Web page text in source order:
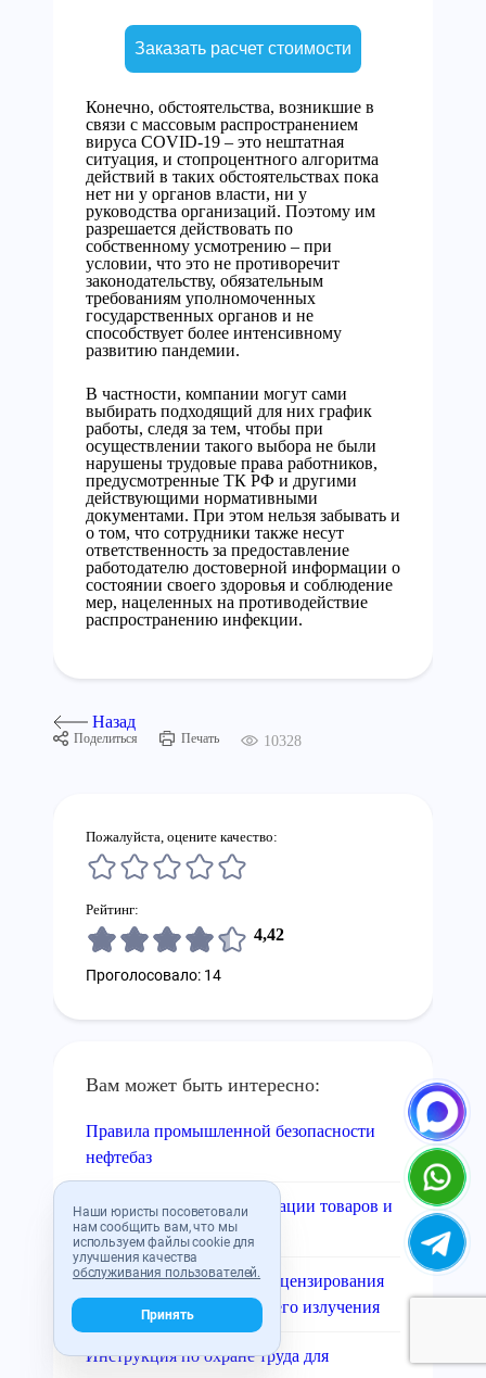
Наши юристы посоветовали
нам сообщить вам, что мы
используем файлы cookie для
улучшения качества
обслуживания пользователей.
Принять
Заказать расчет стоимости
Конечно, обстоятельства, возникшие в
связи с массовым распространением
вируса COVID-19 – это нештатная
ситуация, и стопроцентного алгоритма
действий в таких обстоятельствах пока
нет ни у органов власти, ни у
руководства организаций. Поэтому им
разрешается действовать по
собственному усмотрению – при
условии, что это не противоречит
законодательству, обязательным
требованиям уполномоченных
государственных органов и не
способствует более интенсивному
развитию пандемии.
В частности, компании могут сами
выбирать подходящий для них график
работы, следя за тем, чтобы при
осуществлении такого выбора не были
нарушены трудовые права работников,
предусмотренные ТК РФ и другими
действующими нормативными
документами. При этом нельзя забывать и
о том, что сотрудники также несут
ответственность за предоставление
работодателю достоверной информации о
состоянии своего здоровья и соблюдение
мер, нацеленных на противодействие
распространению инфекции.
Назад
Поделиться Печать 10328
Пожалуйста, оцените качество:
Рейтинг:
4,42
Проголосовало: 14
Вам может быть интересно:
Правила промышленной безопасности
нефтебаз
Подтверждение сертификации товаров и
услуг
Действующий порядок лицензирования
источников ионизирующего излучения
Инструкция по охране труда для